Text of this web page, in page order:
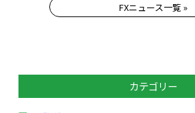
FXニュース一覧 »
カテゴリー